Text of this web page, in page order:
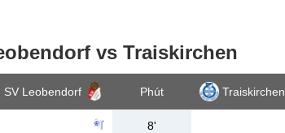
vs Traiskirchen
SV Leobendorf Phút Traiskirchen
8'